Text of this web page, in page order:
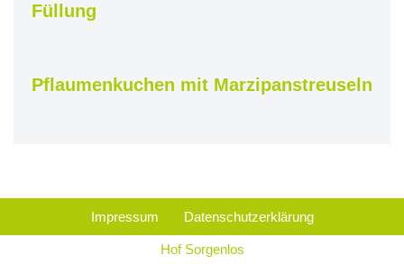
Füllung
Pflaumenkuchen mit Marzipanstreuseln
Impressum Datenschutzerklärung
Hof Sorgenlos